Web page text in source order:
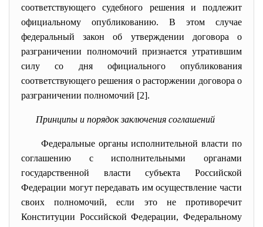
соответствующего судебного решения и подлежит
официальному опубликованию. В этом случае
федеральный закон об утверждении договора о
разграничении полномочий признается утратившим
силу со дня официального опубликования
соответствующего решения о расторжении договора о
разграничении полномочий [2].
Принципы и порядок заключения соглашений
Федеральные органы исполнительной власти по
соглашению с исполнительными органами
государственной власти субъекта Российской
Федерации могут передавать им осуществление части
своих полномочий, если это не противоречит
Конституции Российской Федерации, Федеральному